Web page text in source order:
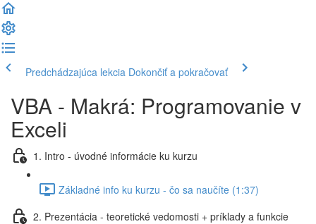
Predchádzajúca lekcia Dokončiť a pokračovať
VBA - Makrá: Programovanie v
Exceli
1. Intro - úvodné informácie ku kurzu
Základné info ku kurzu - čo sa naučíte (1:37)
2. Prezentácia - teoretické vedomosti + príklady a funkcie